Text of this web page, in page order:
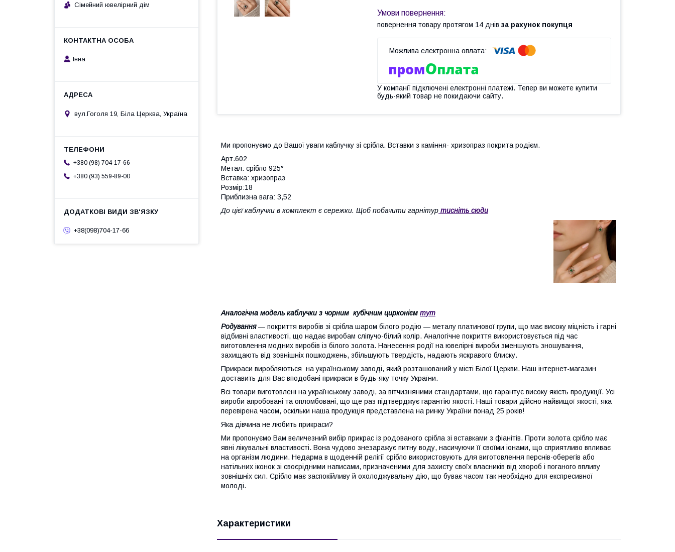
повернення товару протягом 14 днів за рахунок покупця
У компанії підключені електронні платежі. Тепер ви можете купити
будь-який товар не покидаючи сайту.
Ми пропонуємо до Вашої уваги каблучку зі срібла. Вставки з каміння- хризопраз покрита родієм.
Арт.602
Метал: срібло 925°
Вставка: хризопраз
Розмір:18
Приблизна вага: 3,52
До цієї каблучки в комплект є сережки. Щоб побачити гарнітур тисніть сюди
Аналогічна модель каблучки з чорним кубічним цирконієм тут
Родування— покриття виробів зі срібла шаром білого родію — металу платинової групи, що має високу міцність і гарні
відбивні властивості, що надає виробам сліпучо-білий колір. Аналогічне покриття використовується під час
виготовлення модних виробів із білого золота. Нанесення родії на ювелірні вироби зменшують зношування,
захищають від зовнішніх пошкоджень, збільшують твердість, надають яскравого блиску.
Прикраси виробляються на українському заводі, який розташований у місті Білої Церкви. Наш інтернет-магазин
доставить для Вас вподобані прикраси в будь-яку точку України.
Всі товари виготовлені на українському заводі, за вітчизняними стандартами, що гарантує високу якість продукції. Усі
вироби апробовані та опломбовані, що ще раз підтверджує гарантію якості. Наші товари дійсно найвищої якості, яка
перевірена часом, оскільки наша продукція представлена на ринку України понад 25 років!
Яка дівчина не любить прикраси?
Ми пропонуємо Вам величезний вибір прикрас із родованого срібла зі вставками з фіанітів. Проти золота срібло має
явні лікувальні властивості. Вона чудово знезаражує питну воду, насичуючи її своїми іонами, що сприятливо впливає
на організм людини. Недарма в щоденній релігії срібло використовують для виготовлення перснів-оберегів або
натільних іконок зі своєрідними написами, призначеними для захисту своїх власників від хвороб і поганого впливу
зовнішніх сил. Срібло має заспокійливу й охолоджувальну дію, що буває часом так необхідно для експресивної
молоді.
Характеристики
Сімейний ювелірний дім
Інна
вул.Гоголя 19, Біла Церква, Україна
+380 (98) 704-17-66
+380 (93) 559-89-00
+38(098)704-17-66